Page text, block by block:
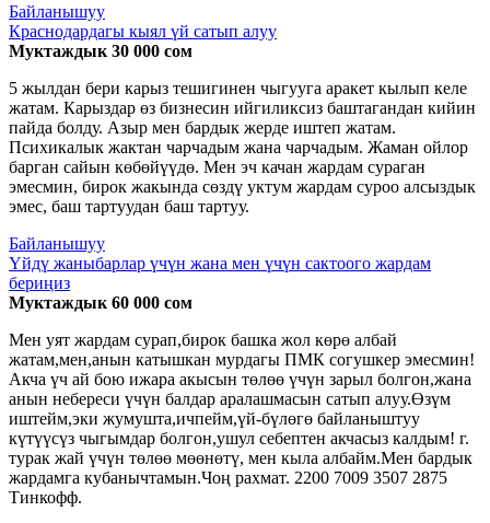
Байланышуу
Краснодардагы кыял үй сатып алуу
Муктаждык 30 000 сом
5 жылдан бери карыз тешигинен чыгууга аракет кылып келе
жатам. Карыздар өз бизнесин ийгиликсиз баштагандан кийин
пайда болду. Азыр мен бардык жерде иштеп жатам.
Психикалык жактан чарчадым жана чарчадым. Жаман ойлор
барган сайын көбөйүүдө. Мен эч качан жардам сураган
эмесмин, бирок жакында сөздү уктум жардам суроо алсыздык
эмес, баш тартуудан баш тартуу.
Байланышуу
Үйдү жаныбарлар үчүн жана мен үчүн сактоого жардам
бериңиз
Муктаждык 60 000 сом
Мен уят жардам сурап,бирок башка жол көрө албай
жатам,мен,анын катышкан мурдагы ПМК согушкер эмесмин!
Акча үч ай бою ижара акысын төлөө үчүн зарыл болгон,жана
анын небереси үчүн балдар аралашмасын сатып алуу.Өзүм
иштейм,эки жумушта,ичпейм,үй-бүлөгө байланыштуу
күтүүсүз чыгымдар болгон,ушул себептен акчасыз калдым! г.
турак жай үчүн төлөө мөөнөтү, мен кыла албайм.Мен бардык
жардамга кубанычтамын.Чоң рахмат. 2200 7009 3507 2875
Тинкофф.